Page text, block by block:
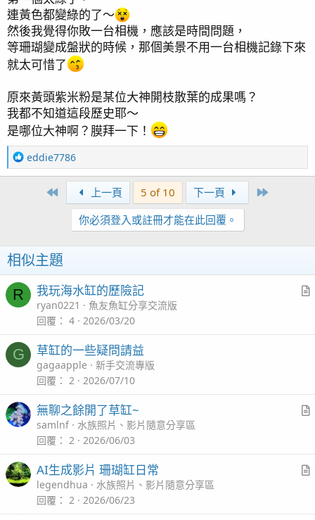
我都不知道我的造景石長這麼多有的沒的藻跟引螺。
另外廢物再利用，舊的壓克力擋光板拿出來做成測試劑收
納盒，省空間以外也讓測試過程可以變得更省時。
20250322更新
從移除非必要濾材後，NP就一直維持在
N 0-2 P 0.02-0.04 接下來加入除藻大隊
寄居蟹跟金環寶螺，希望把藻相再控制的好一點，先前加
入的假綿羊蝦剩下5個 個頭都變超大，但效率很差，倒是
小蜜蜂螺加入後對引螺的抑制的確有慢慢的起效。
找到之前舊的濾鏡，色彩終於正常一點了，
是說，魚友說我的造浪殼都比珊瑚亮了XD
整體的出毛狀況都還不錯
連黃色都變綠的了～
然後我覺得你敗一台相機，應該是時間問題，
等珊瑚變成盤狀的時候，那個美景不用一台相機記錄下來
就太可惜了
原來黃頭紫米粉是某位大神開枝散葉的成果嗎？
我都不知道這段歷史耶～
是哪位大神啊？膜拜一下！
R
e
n
s
：
eddie7786
First 上一頁 5 of 10 下一頁
你必須登入或註冊才能在此回覆。
相似主題
R 我玩海水缸的歷險記
ryan0221
魚友魚缸分享交流版
回覆
4 2026/03/20
G 草缸的一些疑問請益
gagaapple
新手交流專版
回覆
2 2026/07/10
c
無聊之餘開了草缸~
samlnf
水族照片、影片隨意分享區
回覆
2 2026/06/03
AI生成影片 珊瑚缸日常
legendhua
水族照片、影片隨意分享區
回覆
2 2026/06/23